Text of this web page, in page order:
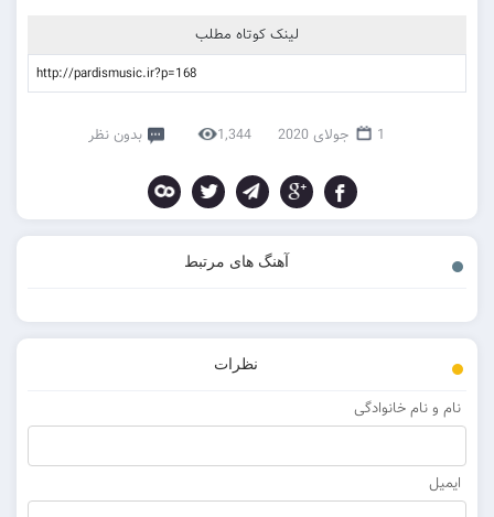
لینک کوتاه مطلب
1,344 بدون نظر
آهنگ های مرتبط
خانوادگی